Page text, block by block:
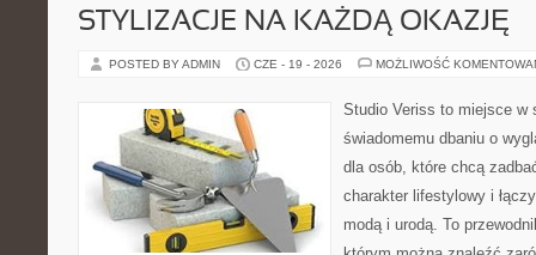
STYLIZACJE NA KAŻDĄ OKAZJĘ
POSTED BY ADMIN CZE - 19 - 2026 MOŻLIWOŚĆ
Studio Veriss to miejsce w
świadomemu dbaniu o
dla osób, które chcą
charakter lifestylowy i
modą i urodą. To